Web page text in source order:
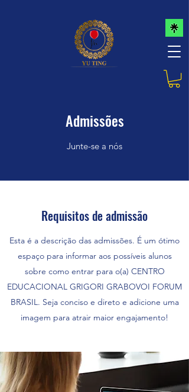
Admissões
Junte-se a nós
Requisitos de admissão
Esta é a descrição das admissões. É um ótimo
espaço para informar aos possíveis alunos
sobre como entrar para o(a) CENTRO
EDUCACIONAL GRIGORI GRABOVOI FORUM
BRASIL. Seja conciso e direto e adicione uma
imagem para atrair maior engajamento!